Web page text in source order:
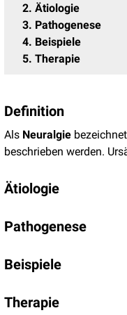
2 Ätiologie
3 Pathogenese
4 Beispiele
5 Therapie
Definition
Als Neuralgie
beschrieben werden.
Ätiologie
Stoffwechselstörung
energiereiche
Pathogenese
Schäden der
Beispiele
Therapie